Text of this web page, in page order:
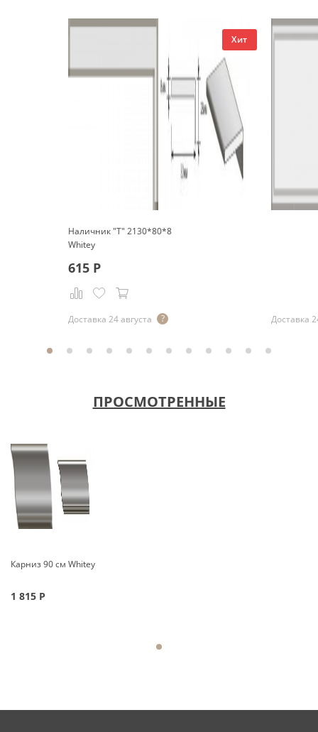
Хит
Наличник "Т" 2130*80*8
Whitey
615 Р
Доставка 24 августа Доставка
ПРОСМОТРЕННЫЕ
Карниз 90 см Whitey
1 815 Р